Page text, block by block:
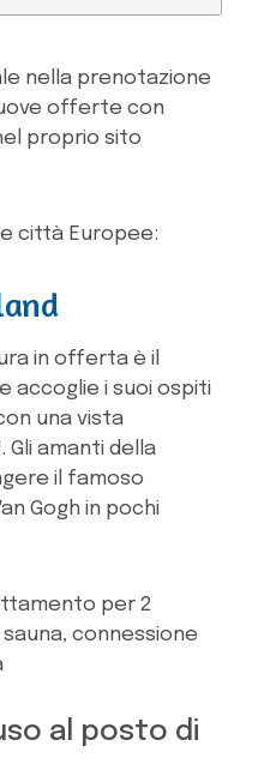
nella prenotazione
offerte con
proprio sito
città Europee:
in offerta è il
accoglie i suoi ospiti
una vista
amanti della
il famoso
Gogh in pochi
per 2
connessione
al posto di